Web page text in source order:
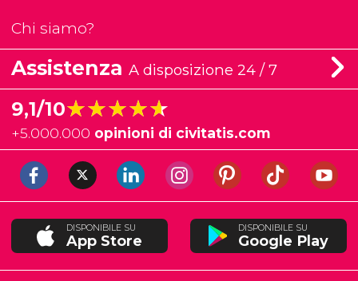
Chi siamo?
Assistenza A disposizione 24 / 7
9,1/10★★★★★
★★★★★
+5.000.000 opinioni di civitatis.com
DISPONIBILE SU
App Store
DISPONIBILE SU
Google Play